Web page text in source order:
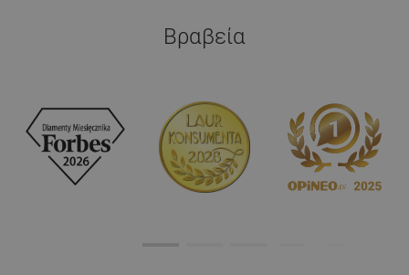
Βραβεία